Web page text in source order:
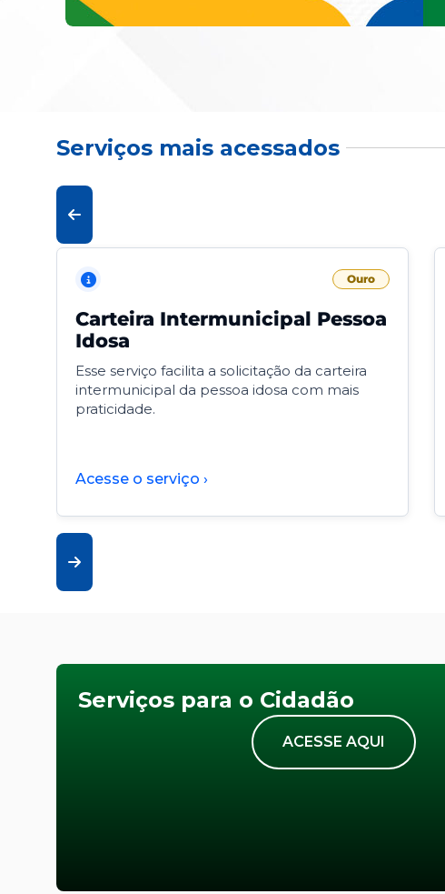
Serviços mais acessados
Ouro
Carteira Intermunicipal Pessoa
Idosa
Esse serviço facilita a solicitação da carteira
intermunicipal da pessoa idosa com mais
praticidade.
Acesse o serviço ›
Serviços para o Cidadão
ACESSE AQUI